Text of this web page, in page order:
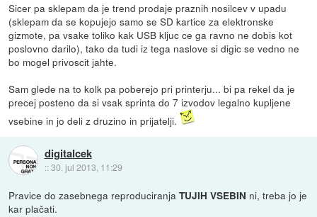
Sicer pa sklepam da je trend prodaje praznih nosilcev v upadu
(sklepam da se kopujejo samo se SD kartice za elektronske
gizmote, pa vsake toliko kak USB kljuc ce ga ravno ne dobis kot
poslovno darilo), tako da tudi iz tega naslove si digic se vedno ne
bo mogel privoscit jahte.
Sam glede na to kolk pa poberejo pri printerju... bi pa rekel da je
precej posteno da si vsak sprinta do 7 izvodov legalno kupljene
vsebine in jo deli z druzino in prijatelji.
digitalcek
::30. jul 2013, 11:29
Pravice do zasebnega reproduciranjaTUJIH VSEBIN ni, treba jo je
kar plačati.